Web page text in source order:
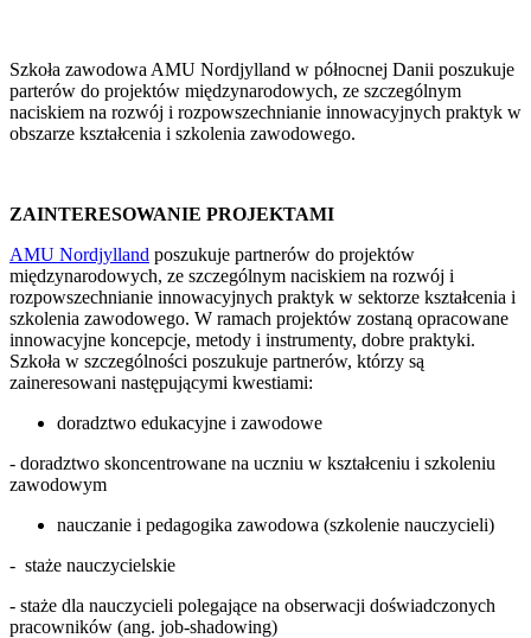
Szkoła zawodowa AMU Nordjylland w północnej Danii poszukuje
parterów do projektów międzynarodowych, ze szczególnym
naciskiem na rozwój i rozpowszechnianie innowacyjnych praktyk w
obszarze kształcenia i szkolenia zawodowego.
ZAINTERESOWANIE PROJEKTAMI
AMU Nordjylland poszukuje partnerów do projektów
międzynarodowych, ze szczególnym naciskiem na rozwój i
rozpowszechnianie innowacyjnych praktyk w sektorze kształcenia i
szkolenia zawodowego. W ramach projektów zostaną opracowane
innowacyjne koncepcje, metody i instrumenty, dobre praktyki.
Szkoła w szczególności poszukuje partnerów, którzy są
zaineresowani następującymi kwestiami:
doradztwo edukacyjne i zawodowe
- doradztwo skoncentrowane na uczniu w kształceniu i szkoleniu
zawodowym
nauczanie i pedagogika zawodowa (szkolenie nauczycieli)
- staże nauczycielskie
- staże dla nauczycieli polegające na obserwacji doświadczonych
pracowników (ang. job-shadowing)